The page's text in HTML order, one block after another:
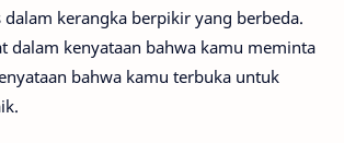
kerangka berpikir yang berbeda.
dalam kenyataan bahwa kamu meminta
bahwa kamu terbuka untuk